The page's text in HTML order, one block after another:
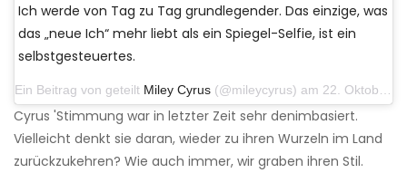
Ich werde von Tag zu Tag grundlegender. Das einzige, was
das „neue Ich“ mehr liebt als ein Spiegel-Selfie, ist ein
selbstgesteuertes.
Ein Beitrag von geteilt Miley Cyrus (@mileycyrus) am 22. Oktober 2019 um 11:39 Uhr PDT
Cyrus 'Stimmung war in letzter Zeit sehr denimbasiert.
Vielleicht denkt sie daran, wieder zu ihren Wurzeln im Land
zurückzukehren? Wie auch immer, wir graben ihren Stil.